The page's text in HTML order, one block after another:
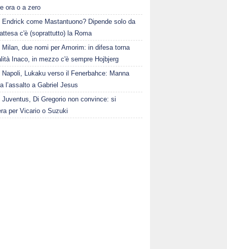
ora o a zero
Endrick come Mastantuono? Dipende solo da
c'è (soprattutto) la Roma
Milan, due nomi per Amorim: in difesa torna
Inaco, in mezzo c'è sempre Hojbjerg
Napoli, Lukaku verso il Fenerbahce: Manna
l’assalto a Gabriel Jesus
Juventus, Di Gregorio non convince: si
per Vicario o Suzuki